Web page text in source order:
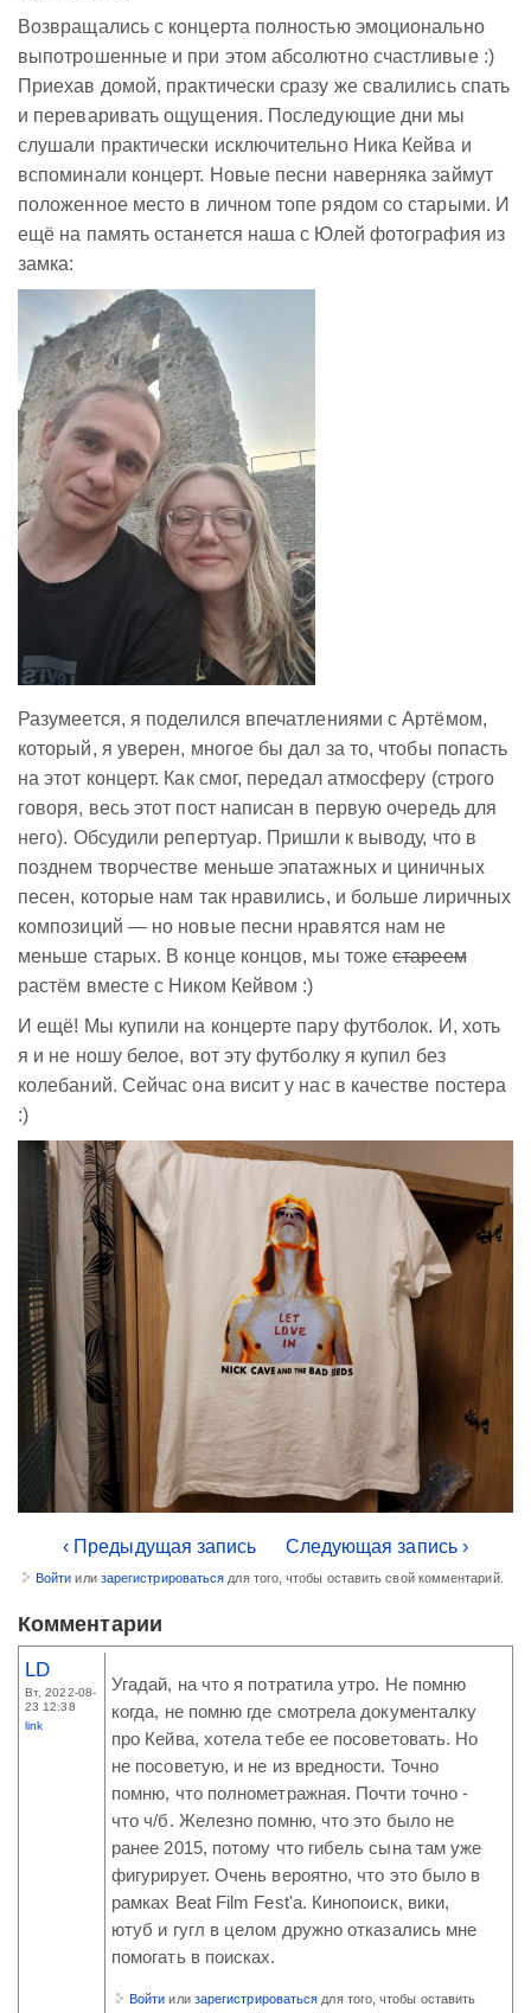
Возвращались с концерта полностью эмоционально
выпотрошенные и при этом абсолютно счастливые :)
Приехав домой, практически сразу же свалились спать
и переваривать ощущения. Последующие дни мы
слушали практически исключительно Ника Кейва и
вспоминали концерт. Новые песни наверняка займут
положенное место в личном топе рядом со старыми. И
ещё на память останется наша с Юлей фотография из
замка:
Разумеется, я поделился впечатлениями с Артёмом,
который, я уверен, многое бы дал за то, чтобы попасть
на этот концерт. Как смог, передал атмосферу (строго
говоря, весь этот пост написан в первую очередь для
него). Обсудили репертуар. Пришли к выводу, что в
позднем творчестве меньше эпатажных и циничных
песен, которые нам так нравились, и больше лиричных
композиций — но новые песни нравятся нам не
меньше старых. В конце концов, мы тожестареем
растём вместе с Ником Кейвом :)
И ещё! Мы купили на концерте пару футболок. И, хоть
я и не ношу белое, вот эту футболку я купил без
колебаний. Сейчас она висит у нас в качестве постера
:)
‹ Предыдущая запись Следующая запись ›
Войти или зарегистрироваться для того, чтобы оставить свой комментарий.
Комментарии
LD
Вт, 2022-08-
23 12:38
link
Угадай, на что я потратила утро. Не помню
когда, не помню где смотрела документалку
про Кейва, хотела тебе ее посоветовать. Но
не посоветую, и не из вредности. Точно
помню, что полнометражная. Почти точно -
что ч/б. Железно помню, что это было не
ранее 2015, потому что гибель сына там уже
фигурирует. Очень вероятно, что это было в
рамках Beat Film Fest'а. Кинопоиск, вики,
ютуб и гугл в целом дружно отказались мне
помогать в поисках.
Войти или зарегистрироваться для того, чтобы оставить